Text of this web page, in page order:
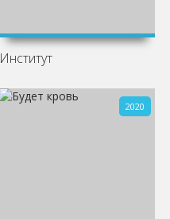
Институт
2020